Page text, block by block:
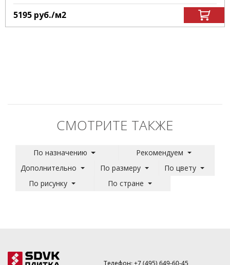
5195 руб./м2
СМОТРИТЕ ТАКЖЕ
По назначению
Рекомендуем
Дополнительно
По размеру
По цвету
По рисунку
По стране